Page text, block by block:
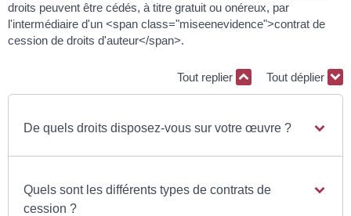
droits peuvent être cédés, à titre gratuit ou onéreux, par
l'intermédiaire d'un <span class="miseenevidence">contrat de
cession de droits d'auteur</span>.
Tout replier Tout déplier
De quels droits disposez-vous sur votre œuvre ?
Quels sont les différents types de contrats de
cession ?